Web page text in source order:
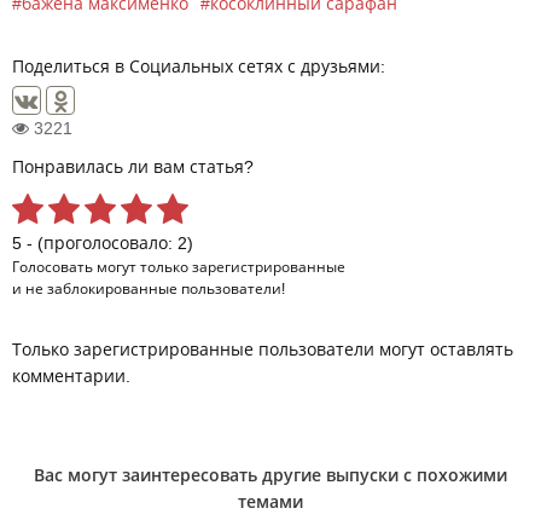
бажена максименко косоклинный сарафан
Поделиться в Социальных сетях с друзьями:
3221
Понравилась ли вам статья?
5 - (проголосовало: 2)
Голосовать могут только зарегистрированные
и не заблокированные пользователи!
Только зарегистрированные пользователи могут оставлять
комментарии.
Вас могут заинтересовать другие выпуски с похожими
темами